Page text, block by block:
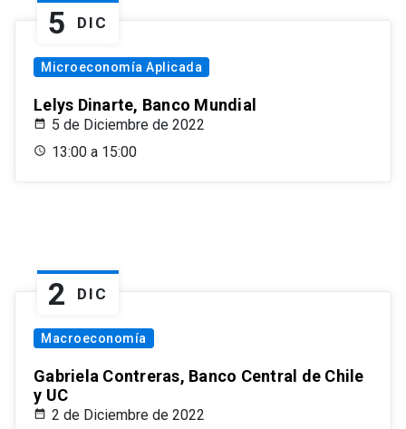
5 DIC
Microeconomía Aplicada
Lelys Dinarte, Banco Mundial
5 de Diciembre de 2022
13:00 a 15:00
2 DIC
Macroeconomía
Gabriela Contreras, Banco Central de Chile
y UC
2 de Diciembre de 2022